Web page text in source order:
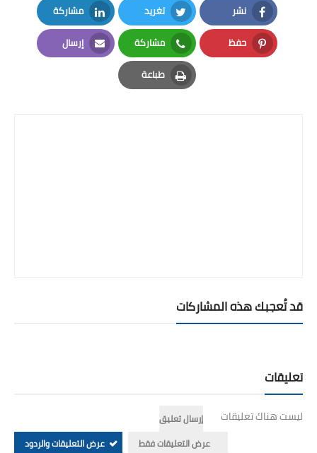
نشر
Facebook
تغريد
Twitter
مشاركة
LinkedIn
حفظ
Pinterest
مشاركة
Whatsapp
إرسال
Email
طباعة
Print
قد تُعجبك هذه المشاركات
تعليقات
ليست هناك تعليقات
إرسال تعليق
عرض التعليقات فقط
عرض التعليقات والردود